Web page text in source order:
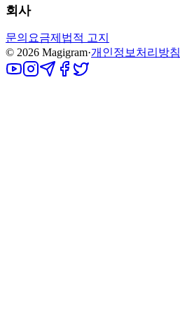
회사
문의 요금제 법적 고지
© 2026 Magigram·개인정보처리방침